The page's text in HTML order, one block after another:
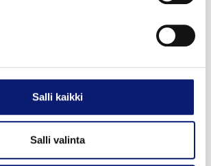
Salli kaikki
Salli valinta